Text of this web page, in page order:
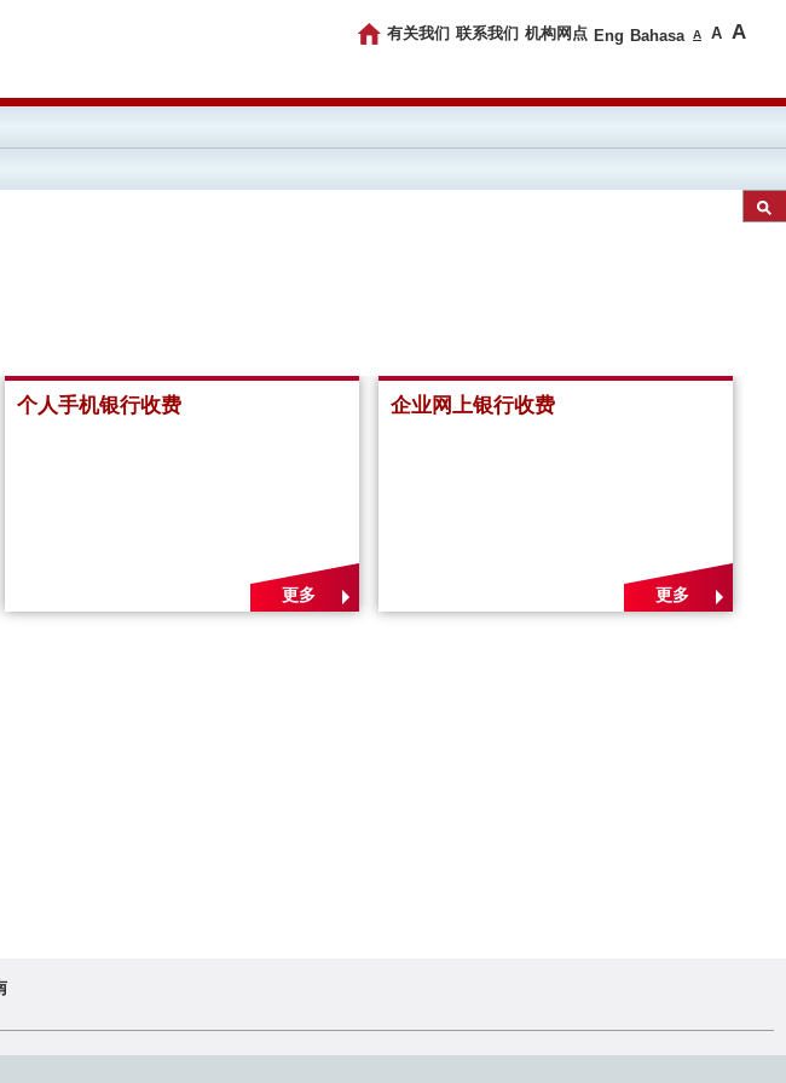
有关我们 联系我们 机构网点 Eng Bahasa A A A
更多
个人手机银行收费
更多
企业网上银行收费